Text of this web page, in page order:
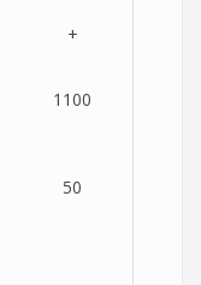
+
1100
50